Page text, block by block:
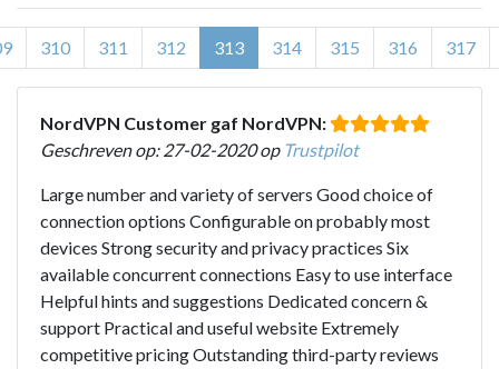
310 311 312 313 314 315 316 317
NordVPN Customer gaf NordVPN:
Geschreven op: 27-02-2020 op Trustpilot
Large number and variety of servers Good choice of
connection options Configurable on probably most
devices Strong security and privacy practices Six
available concurrent connections Easy to use interface
Helpful hints and suggestions Dedicated concern &
support Practical and useful website Extremely
competitive pricing Outstanding third-party reviews